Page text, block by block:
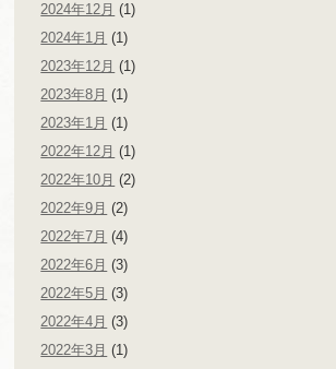
2024年12月 (1)
2024年1月 (1)
2023年12月 (1)
2023年8月 (1)
2023年1月 (1)
2022年12月 (1)
2022年10月 (2)
2022年9月 (2)
2022年7月 (4)
2022年6月 (3)
2022年5月 (3)
2022年4月 (3)
2022年3月 (1)